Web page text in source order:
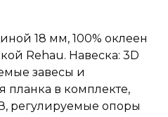
18 мм, 100% оклеен
Rehau. Навеска: 3D
завесы и
планка в комплекте,
регулируемые опоры